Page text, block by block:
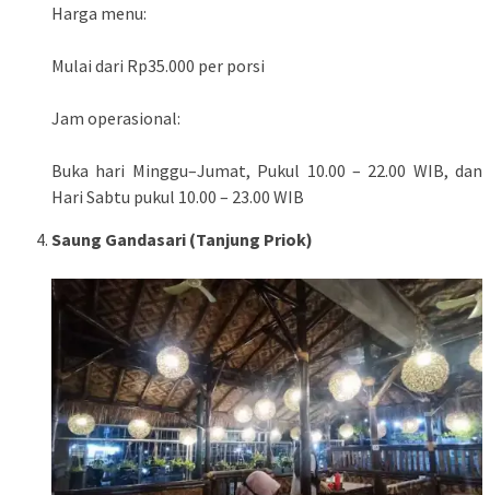
Harga menu:
Mulai dari Rp35.000 per porsi
Jam operasional:
Buka hari Minggu–Jumat, Pukul 10.00 – 22.00 WIB, dan
Hari Sabtu pukul 10.00 – 23.00 WIB
Saung Gandasari (Tanjung Priok)